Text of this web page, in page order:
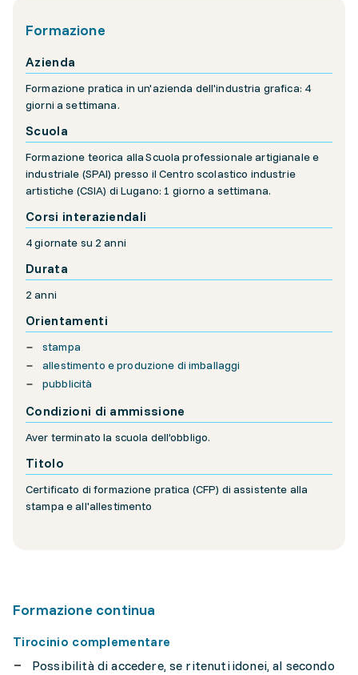
Formazione
Azienda
Formazione pratica in un'azienda dell'industria grafica: 4
giorni a settimana.
Scuola
Formazione teorica alla Scuola professionale artigianale e
industriale (SPAI) presso il Centro scolastico industrie
artistiche (CSIA) di Lugano: 1 giorno a settimana.
Corsi interaziendali
4 giornate su 2 anni
Durata
2 anni
Orientamenti
stampa
allestimento e produzione di imballaggi
pubblicità
Condizioni di ammissione
Aver terminato la scuola dell’obbligo.
Titolo
Certificato di formazione pratica (CFP) di assistente alla
stampa e all'allestimento
Formazione continua
Tirocinio complementare
Possibilità di accedere, se ritenuti idonei, al secondo